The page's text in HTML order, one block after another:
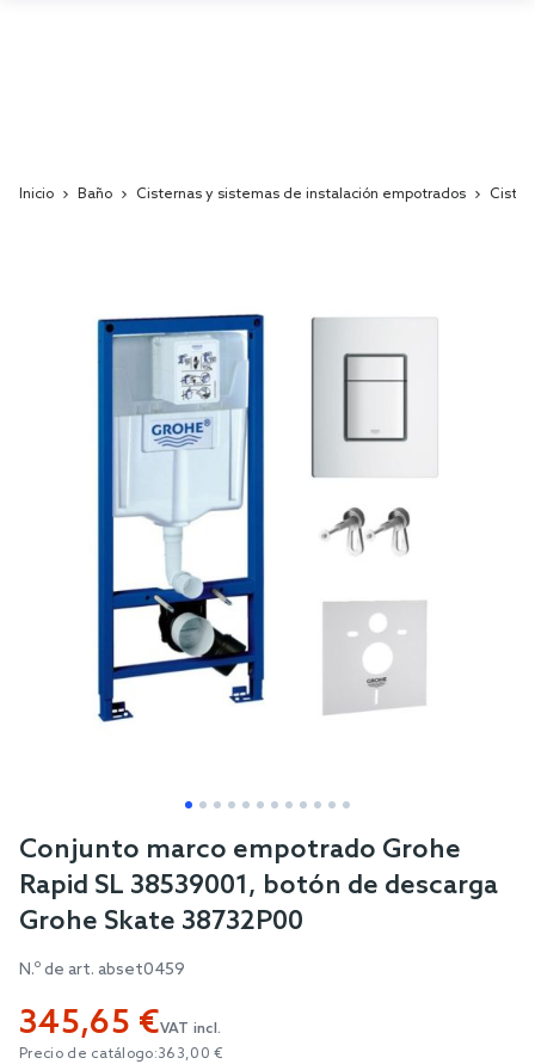
Inicio Baño Cisternas y sistemas de instalación empotrados
Skip
to
beginning
of
images
gallery
Conjunto marco empotrado Grohe
Rapid SL 38539001, botón de descarga
Grohe Skate 38732P00
N.º de art. abset0459
345,65 €VAT incl.
Precio de catálogo:363,00 €